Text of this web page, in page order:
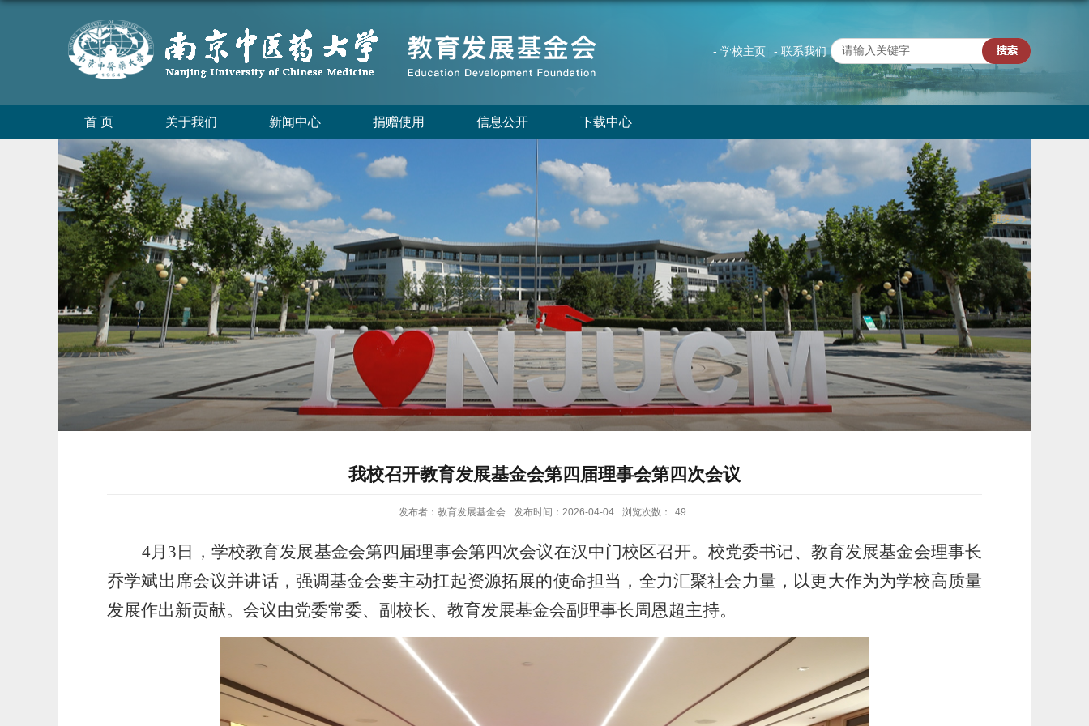
- 学校主页 - 联系我们
首 页 关于我们 新闻中心 捐赠使用 信息公开 下载中心
我校召开教育发展基金会第四届理事会第四次会议
发布者：教育发展基金会 发布时间：2026-04-04 浏览次数： 49
4月3日，学校教育发展基金会第四届理事会第四次会议在汉中门校区召开。校党委书记、教育发展基金会理事长
乔学斌出席会议并讲话，强调基金会要主动扛起资源拓展的使命担当，全力汇聚社会力量，以更大作为为学校高质量
发展作出新贡献。会议由党委常委、副校长、教育发展基金会副理事长周恩超主持。